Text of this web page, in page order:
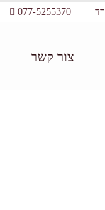
077-5255370
צור קשר